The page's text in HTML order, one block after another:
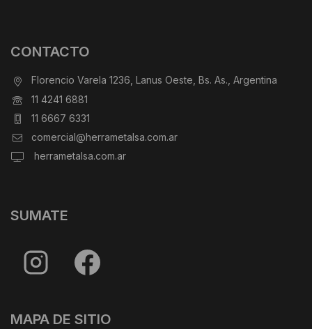
CONTACTO
Florencio Varela 1236, Lanus Oeste, Bs. As., Argentina
11 4241 6881
11 6667 6331
comercial@herrametalsa.com.ar
herrametalsa.com.ar
SUMATE
MAPA DE SITIO